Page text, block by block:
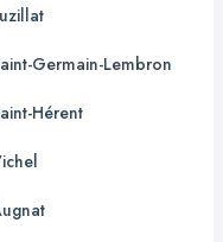
Germain-Lembron
Hérent